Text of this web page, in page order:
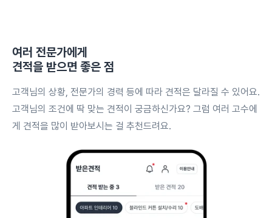
여러 전문가에게
견적을 받으면 좋은 점
고객님의 상황, 전문가의 경력 등에 따라 견적은 달라질 수 있어요.
고객님의 조건에 딱 맞는 견적이 궁금하신가요? 그럼 여러 고수에
게 견적을 많이 받아보시는 걸 추천드려요.